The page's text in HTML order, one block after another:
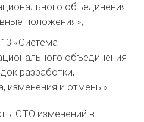
объединения
положения»;
«Система
объединения
разработки,
изменения и отмены».
СТО изменений в